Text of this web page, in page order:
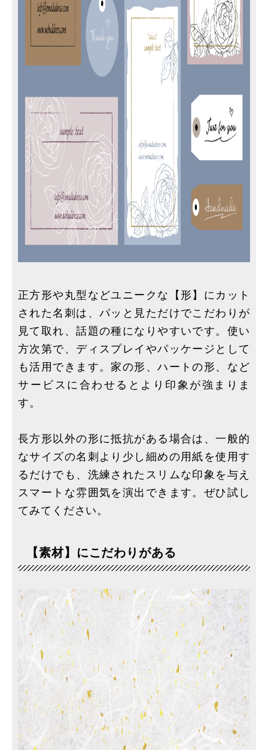
正方形や丸型などユニークな【形】にカット
された名刺は、パッと見ただけでこだわりが
見て取れ、話題の種になりやすいです。使い
方次第で、ディスプレイやパッケージとして
も活用できます。家の形、ハートの形、など
サービスに合わせるとより印象が強まりま
す。
長方形以外の形に抵抗がある場合は、一般的
なサイズの名刺より少し細めの用紙を使用す
るだけでも、洗練されたスリムな印象を与え
スマートな雰囲気を演出できます。ぜひ試し
てみてください。
【素材】にこだわりがある